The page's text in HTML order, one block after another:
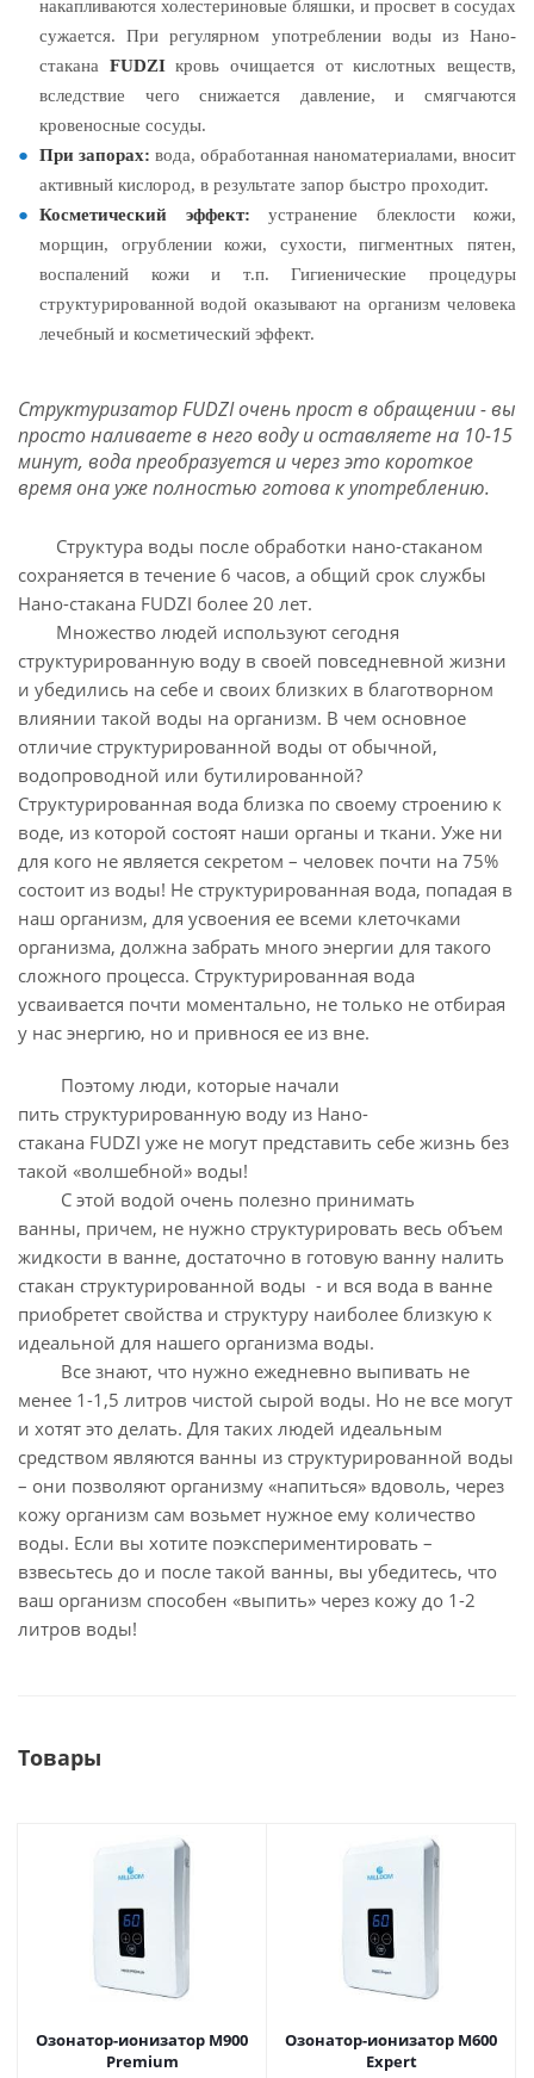
накапливаются холестериновые бляшки, и просвет в сосудах
сужается. При регулярном употреблении воды из Нано-
стакана FUDZIкровь очищается от кислотных веществ,
вследствие чего снижается давление, и смягчаются
кровеносные сосуды.
При запорах: вода, обработанная наноматериалами, вносит
активный кислород, в результате запор быстро проходит.
Косметический эффект: устранение блеклости кожи,
морщин, огрублении кожи, сухости, пигментных пятен,
воспалений кожи и т.п. Гигиенические процедуры
структурированной водой оказывают на организм человека
лечебный и косметический эффект.
Структуризатор FUDZI очень прост в обращении - вы
просто наливаете в него воду и оставляете на 10-15
минут, вода преобразуется и через это короткое
время она уже полностью готова к употреблению.
Структура воды после обработки нано-стаканом
сохраняется в течение 6 часов, а общий срок службы
Нано-стакана FUDZI более 20 лет.
Множество людей используют сегодня
структурированную воду в своей повседневной жизни
и убедились на себе и своих близких в благотворном
влиянии такой воды на организм. В чем основное
отличие структурированной воды от обычной,
водопроводной или бутилированной?
Структурированная вода близка по своему строению к
воде, из которой состоят наши органы и ткани. Уже ни
для кого не является секретом – человек почти на 75%
состоит из воды! Не структурированная вода, попадая в
наш организм, для усвоения ее всеми клеточками
организма, должна забрать много энергии для такого
сложного процесса. Структурированная вода
усваивается почти моментально, не только не отбирая
у нас энергию, но и привнося ее из вне.
Поэтому люди, которые начали
пить структурированную воду из Нано-
стакана FUDZI уже не могут представить себе жизнь без
такой «волшебной» воды!
С этой водой очень полезно принимать
ванны, причем, не нужно структурировать весь объем
жидкости в ванне, достаточно в готовую ванну налить
стакан структурированной воды - и вся вода в ванне
приобретет свойства и структуру наиболее близкую к
идеальной для нашего организма воды.
Все знают, что нужно ежедневно выпивать не
менее 1-1,5 литров чистой сырой воды. Но не все могут
и хотят это делать. Для таких людей идеальным
средством являются ванны из структурированной воды
– они позволяют организму «напиться» вдоволь, через
кожу организм сам возьмет нужное ему количество
воды. Если вы хотите поэкспериментировать –
взвесьтесь до и после такой ванны, вы убедитесь, что
ваш организм способен «выпить» через кожу до 1-2
литров воды!
Товары
Озонатор-ионизатор M900
Premium
Озонатор-ионизатор М600
Expert